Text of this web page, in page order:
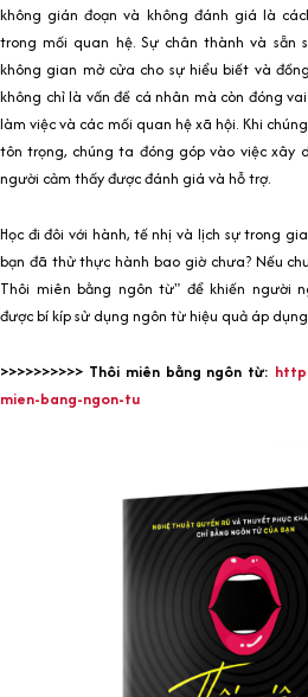
không gián đoạn và không đánh giá là
trong mối quan hệ. Sự chân thành và
không gian mở cửa cho sự hiểu biết và
không chỉ là vấn đề cá nhân mà còn đóng
làm việc và các mối quan hệ xã hội. Khi
tôn trọng, chúng ta đóng góp vào việc xây
người cảm thấy được đánh giá và hỗ trợ.
Học đi đôi với hành, tế nhị và lịch sự trong
bạn đã thử thực hành bao giờ chưa? Nếu
Thôi miên bằng ngôn từ" để khiến người
được bí kíp sử dụng ngôn từ hiệu quả áp
>>>>>>>>>> Thôi miên bằng ngôn từ:
mien-bang-ngon-tu